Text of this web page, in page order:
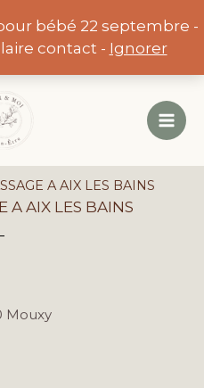
bébé 22 septembre -
contact - Ignorer
A AIX LES BAINS
A AIX LES BAINS
Mouxy